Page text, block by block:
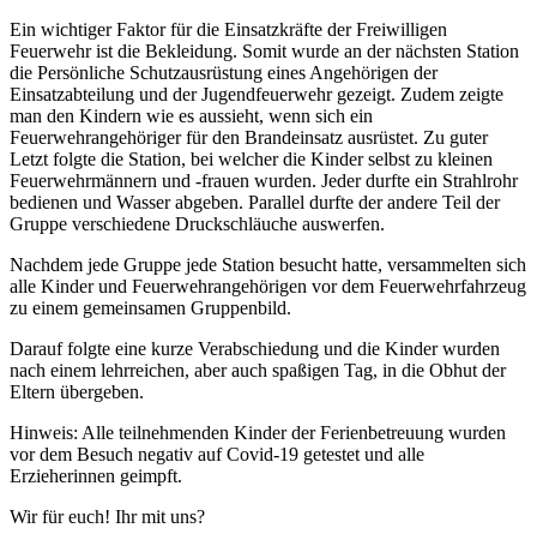
Ein wichtiger Faktor für die Einsatzkräfte der Freiwilligen
Feuerwehr ist die Bekleidung. Somit wurde an der nächsten Station
die Persönliche Schutzausrüstung eines Angehörigen der
Einsatzabteilung und der Jugendfeuerwehr gezeigt. Zudem zeigte
man den Kindern wie es aussieht, wenn sich ein
Feuerwehrangehöriger für den Brandeinsatz ausrüstet. Zu guter
Letzt folgte die Station, bei welcher die Kinder selbst zu kleinen
Feuerwehrmännern und -frauen wurden. Jeder durfte ein Strahlrohr
bedienen und Wasser abgeben. Parallel durfte der andere Teil der
Gruppe verschiedene Druckschläuche auswerfen.
Nachdem jede Gruppe jede Station besucht hatte, versammelten sich
alle Kinder und Feuerwehrangehörigen vor dem Feuerwehrfahrzeug
zu einem gemeinsamen Gruppenbild.
Darauf folgte eine kurze Verabschiedung und die Kinder wurden
nach einem lehrreichen, aber auch spaßigen Tag, in die Obhut der
Eltern übergeben.
Hinweis: Alle teilnehmenden Kinder der Ferienbetreuung wurden
vor dem Besuch negativ auf Covid-19 getestet und alle
Erzieherinnen geimpft.
Wir für euch! Ihr mit uns?